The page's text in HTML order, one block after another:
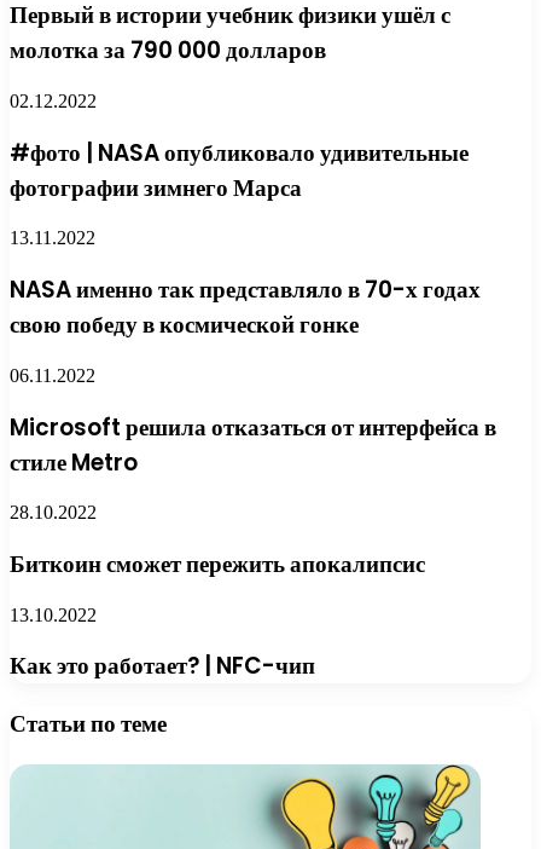
Первый в истории учебник физики ушёл с
молотка за 790 000 долларов
02.12.2022
#фото | NASA опубликовало удивительные
фотографии зимнего Марса
13.11.2022
NASA именно так представляло в 70-х годах
свою победу в космической гонке
06.11.2022
Microsoft решила отказаться от интерфейса в
стиле Metro
28.10.2022
Биткоин сможет пережить апокалипсис
13.10.2022
Как это работает? | NFC-чип
Статьи по теме